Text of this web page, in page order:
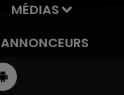
MÉDIAS
ANNONCEURS